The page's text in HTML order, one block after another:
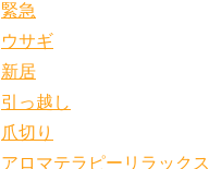
緊急
ウサギ
新居
引っ越し
爪切り
アロマテラピーリラックス